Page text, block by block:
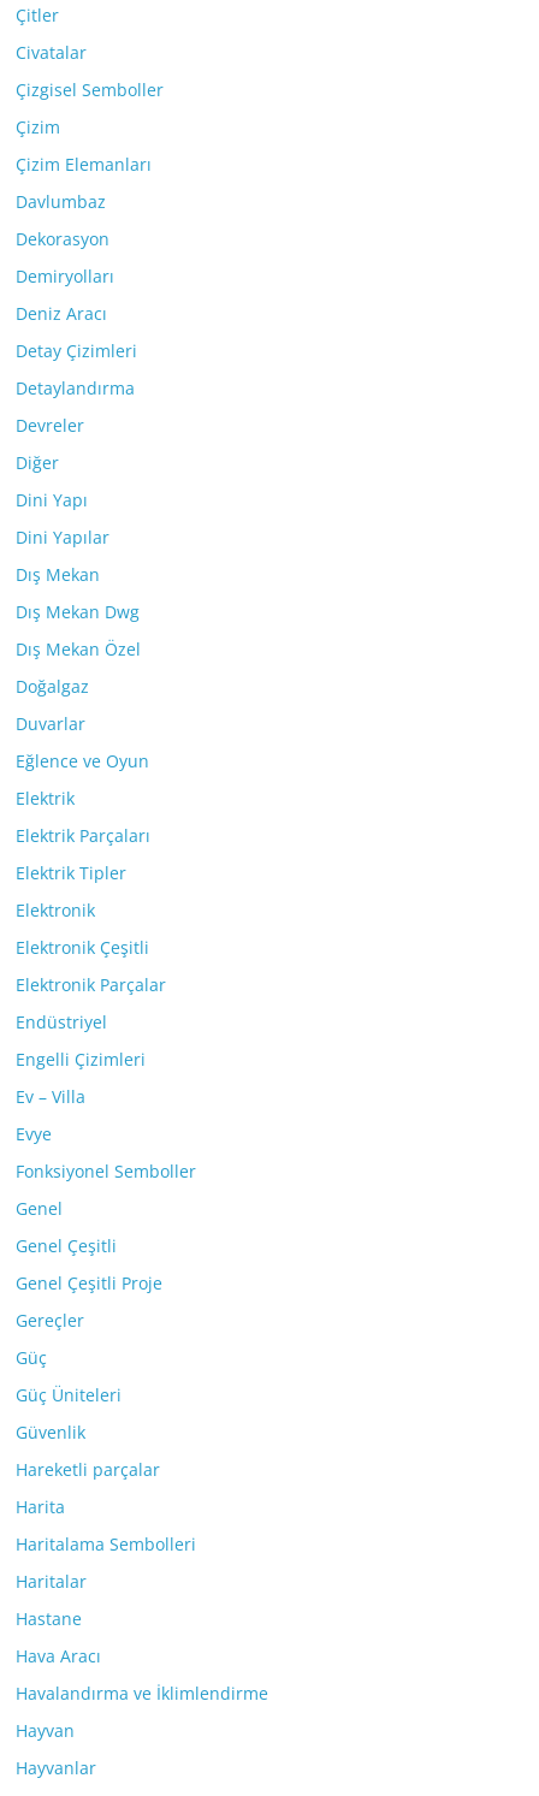
Çitler
Civatalar
Çizgisel Semboller
Çizim
Çizim Elemanları
Davlumbaz
Dekorasyon
Demiryolları
Deniz Aracı
Detay Çizimleri
Detaylandırma
Devreler
Diğer
Dini Yapı
Dini Yapılar
Dış Mekan
Dış Mekan Dwg
Dış Mekan Özel
Doğalgaz
Duvarlar
Eğlence ve Oyun
Elektrik
Elektrik Parçaları
Elektrik Tipler
Elektronik
Elektronik Çeşitli
Elektronik Parçalar
Endüstriyel
Engelli Çizimleri
Ev – Villa
Evye
Fonksiyonel Semboller
Genel
Genel Çeşitli
Genel Çeşitli Proje
Gereçler
Güç
Güç Üniteleri
Güvenlik
Hareketli parçalar
Harita
Haritalama Sembolleri
Haritalar
Hastane
Hava Aracı
Havalandırma ve İklimlendirme
Hayvan
Hayvanlar